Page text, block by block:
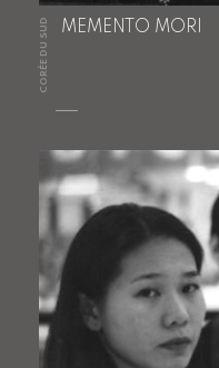
CORÉE DU SUD MEMENTO MORI